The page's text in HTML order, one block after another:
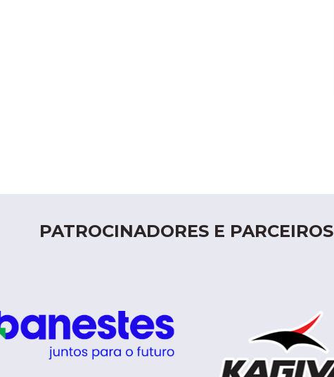
PATROCINADORES E PARCEIROS